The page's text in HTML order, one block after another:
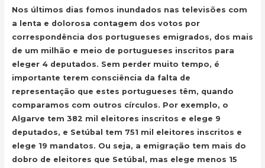
Nos últimos dias fomos inundados nas televisões com
a lenta e dolorosa contagem dos votos por
correspondência dos portugueses emigrados, dos mais
de um milhão e meio de portugueses inscritos para
eleger 4 deputados. Sem perder muito tempo, é
importante terem consciência da falta de
representação que estes portugueses têm, quando
comparamos com outros círculos. Por exemplo, o
Algarve tem 382 mil eleitores inscritos e elege 9
deputados, e Setúbal tem 751 mil eleitores inscritos e
elege 19 mandatos. Ou seja, a emigração tem mais do
dobro de eleitores que Setúbal, mas elege menos 15